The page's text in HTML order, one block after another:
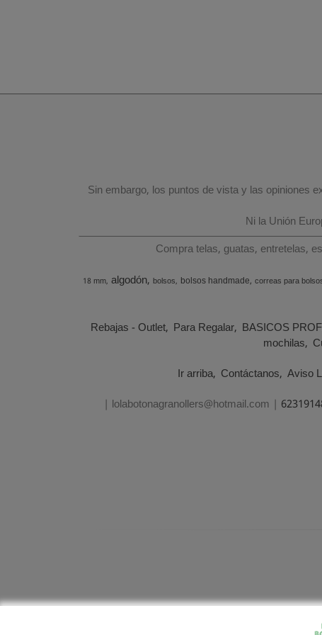
Sin embargo, los puntos de vista y las opiniones
Ni la Unión
Compra telas, guatas, entretelas,
18 mm algodón bolsos bolsos handmade correas para
Rebajas - Outlet Para Regalar BASICOS
mochilas
Ir arriba Contáctanos Aviso
| lolabotonagranollers@hotmail.com |